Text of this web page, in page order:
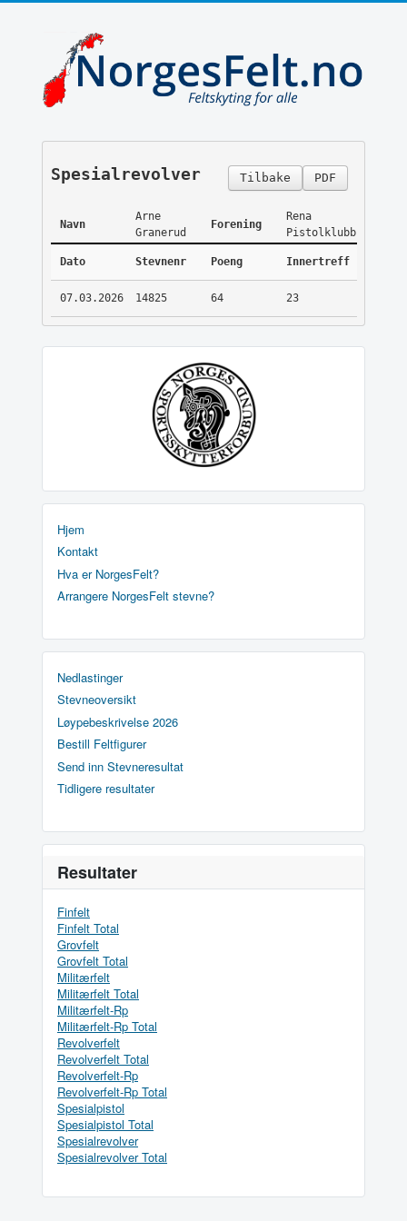
PDF
Tilbake
Spesialrevolver
Navn
Arne
Granerud
Forening
Rena
Pistolklubb
Dato Stevnenr Poeng Innertreff
07.03.2026 14825 64 23
Hjem
Kontakt
Hva er NorgesFelt?
Arrangere NorgesFelt stevne?
Nedlastinger
Stevneoversikt
Løypebeskrivelse 2026
Bestill Feltfigurer
Send inn Stevneresultat
Tidligere resultater
Resultater
Finfelt
Finfelt Total
Grovfelt
Grovfelt Total
Militærfelt
Militærfelt Total
Militærfelt-Rp
Militærfelt-Rp Total
Revolverfelt
Revolverfelt Total
Revolverfelt-Rp
Revolverfelt-Rp Total
Spesialpistol
Spesialpistol Total
Spesialrevolver
Spesialrevolver Total